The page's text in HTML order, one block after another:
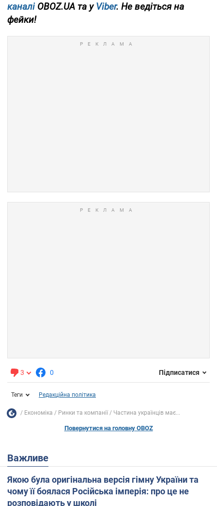
каналіOBOZ.UA та уViber. Не ведіться на
фейки!
3 0 Підписатися
Теги Редакційна політика
Економіка Ринки та компанії Частина українців має...
Повернутися на головну OBOZ
Важливе
Якою була оригінальна версія гімну України та
чому її боялася Російська імперія: про це не
розповідають у школі